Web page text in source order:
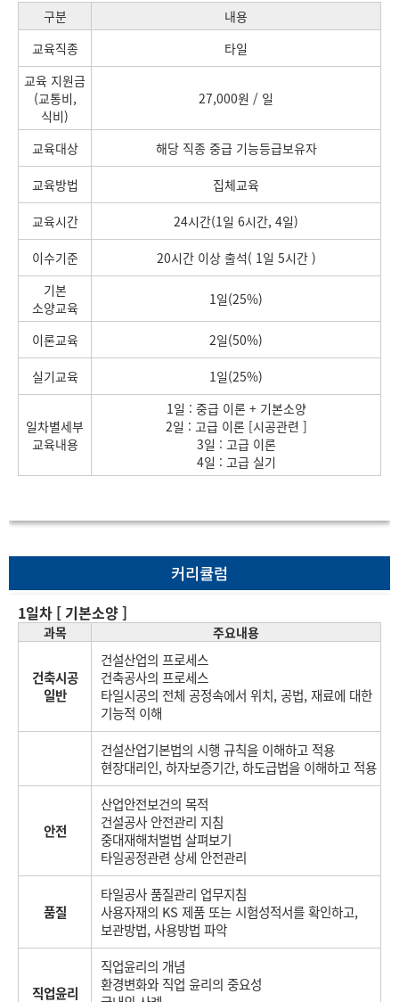
구분
내용
교육직종
타일
교육 지원금
(교통비,
식비)
27,000원 / 일
교육대상 해당 직종 중급 기능등급보유자
교육방법 집체교육
교육시간 24시간(1일 6시간, 4일)
이수기준
20시간 이상 출석( 1일 5시간 )
기본
소양교육
1일(25%)
이론교육 2일(50%)
실기교육 1일(25%)
일차별세부
교육내용
1일 : 중급 이론 + 기본소양
2일 : 고급 이론 [시공관련 ]
3일 : 고급 이론
4일 : 고급 실기
커리큘럼
1일차 [ 기본소양 ]
과목 주요내용
건축시공
일반
건설산업의 프로세스
건축공사의 프로세스
타일시공의 전체 공정속에서 위치, 공법, 재료에 대한
기능적 이해
건설산업기본법의 시행 규칙을 이해하고 적용
현장대리인, 하자보증기간, 하도급법을 이해하고 적용
안전
산업안전보건의 목적
건설공사 안전관리 지침
중대재해처벌법 살펴보기
타일공정관련 상세 안전관리
품질
타일공사 품질관리 업무지침
사용자재의 KS 제품 또는 시험성적서를 확인하고,
보관방법, 사용방법 파악
직업윤리
직업윤리의 개념
환경변화와 직업 윤리의 중요성